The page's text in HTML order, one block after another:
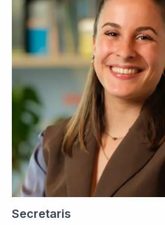
Secretaris